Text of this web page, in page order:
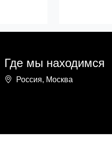
Где мы находимся
Россия, Москва